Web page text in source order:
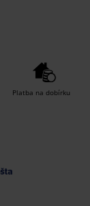
Platba na dobírku